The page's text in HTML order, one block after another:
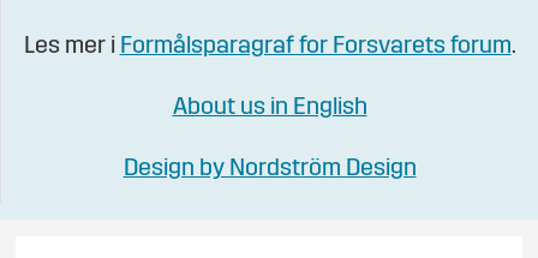
Les mer i Formålsparagraf for Forsvarets forum.
About us in English
Design by Nordström Design